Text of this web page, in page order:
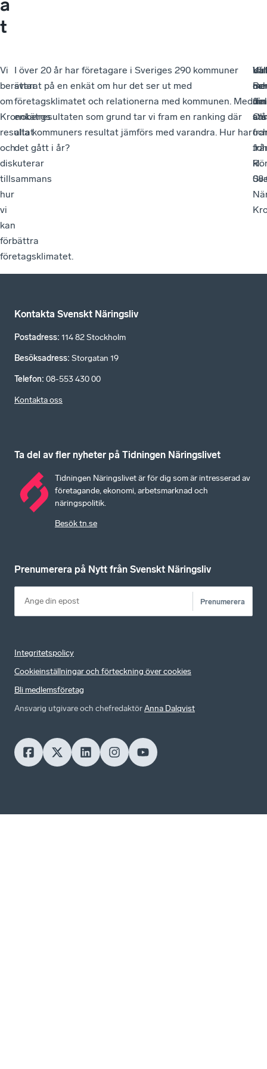
a
t
Vi
berättar
om
Kronobergs
resultat
och
diskuterar
tillsammans
hur
vi
kan
förbättra
företagsklimatet.
I över 20 år har företagare i Sveriges 290 kommuner
svarat på en enkät om hur det ser ut med
företagsklimatet och relationerna med kommunen. Med
enkätresultaten som grund tar vi fram en ranking där
alla kommuners resultat jämförs med varandra. Hur har
det gått i år?
kl.
din
Kontakta Svenskt Näringsliv
Postadress: 114 82 Stockholm
Besöksadress: Storgatan 19
Telefon: 08-553 430 00
Kontakta oss
Ta del av fler nyheter på Tidningen Näringslivet
Tidningen Näringslivet är för dig som är intresserad av
företagande, ekonomi, arbetsmarknad och
näringspolitik.
Besök tn.se
Prenumerera på Nytt från Svenskt Näringsliv
Prenumerera
Integritetspolicy
Cookieinställningar och förteckning över cookies
Bli medlemsföretag
Ansvarig utgivare och chefredaktörAnna Dalqvist